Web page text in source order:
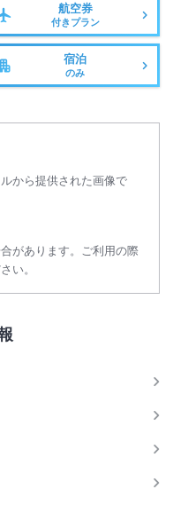
航空券
付きプラン
宿泊
のみ
から提供された画像で
があります。ご利用の際
い。